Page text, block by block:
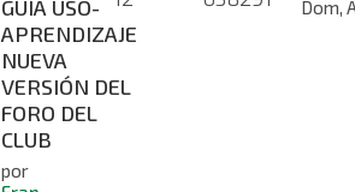
GUÍA USO-
APRENDIZAJE
NUEVA
VERSIÓN DEL
FORO DEL
CLUB
por
Dom,